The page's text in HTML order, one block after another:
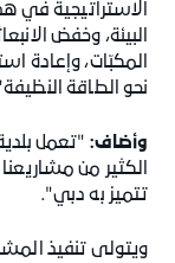
الاستراتيجية في
البيئة، وخفض
المكبّات، وإعادة
نحو الطاقة
وأضاف: "تعمل
الكثير من
تتميز به دبي".
ويتولى تنفيذ